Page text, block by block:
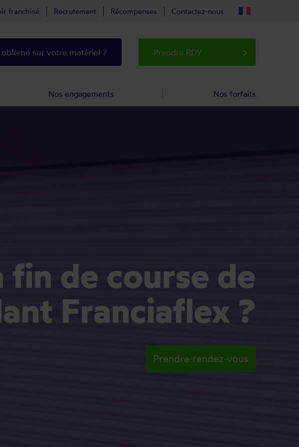
de course de
Franciaflex ?
Prendre rendez-vous
franchisé Recrutement Récompenses Contactez-nous
sur votre matériel ? Prendre RDV keyboard_arrow_right
Nos engagements Nos forfaits